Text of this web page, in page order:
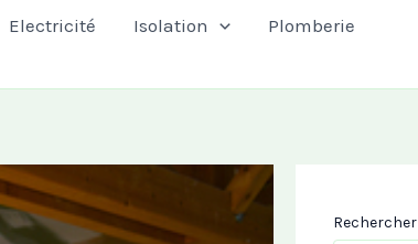
Electricité Isolation
Plomberie
Rechercher